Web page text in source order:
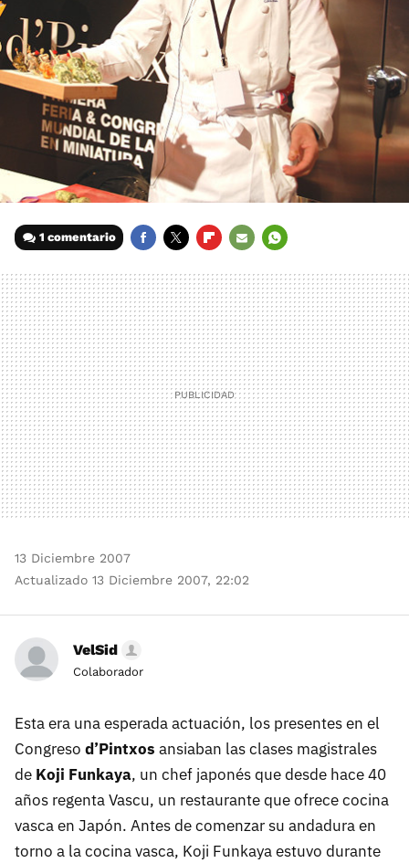
1 comentario
MAIL
13 Diciembre 2007
Actualizado 13 Diciembre 2007, 22:02
VelSid
Colaborador
Esta era una esperada actuación, los presentes en el
Congreso d’Pintxos ansiaban las clases magistrales
de Koji Funkaya, un chef japonés que desde hace 40
años regenta Vascu, un restaurante que ofrece cocina
vasca en Japón. Antes de comenzar su andadura en
torno a la cocina vasca, Koji Funkaya estuvo durante